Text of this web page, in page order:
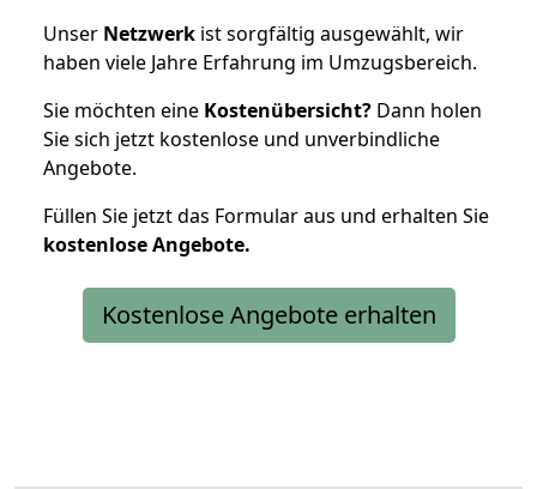
Unser Netzwerk ist sorgfältig ausgewählt, wir
haben viele Jahre Erfahrung im Umzugsbereich.
Sie möchten eine Kostenübersicht? Dann holen
Sie sich jetzt kostenlose und unverbindliche
Angebote.
Füllen Sie jetzt das Formular aus und erhalten Sie
kostenloseAngebote.
Kostenlose Angebote erhalten